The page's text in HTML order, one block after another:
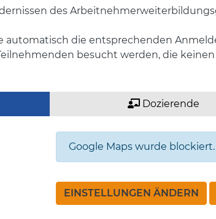
des
automatisch die entsprechenden
besucht werden, die
Dozierende
Google Maps wurde blockiert.
EINSTELLUNGEN ÄNDERN